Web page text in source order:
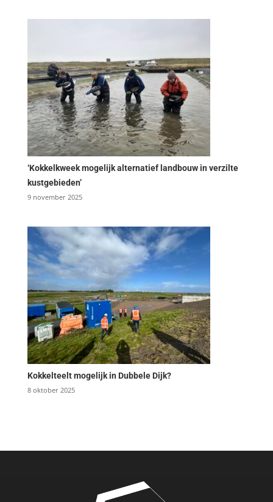
‘Kokkelkweek mogelijk alternatief landbouw in verzilte
kustgebieden’
9 november 2025
Kokkelteelt mogelijk in Dubbele Dijk?
8 oktober 2025